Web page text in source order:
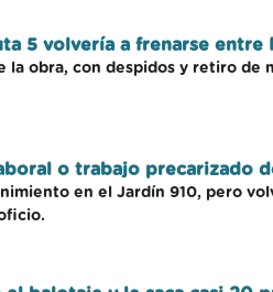
5 volvería a frenarse entre
la obra, con despidos y retiro
o trabajo precarizado
en el Jardín 910, pero